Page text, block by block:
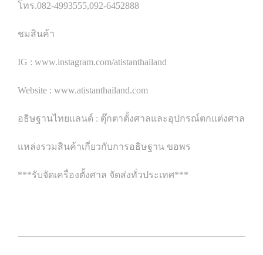
โทร.082-4993555,092-6452888
ชมสินค้า
IG : www.instagram.com/atistanthailand
Website : www.atistanthailand.com
อธิษฐานไทยแลนด์ : ตุ๊กตาตั้งศาลและอุปกรณ์ตกแต่งศาล
แหล่งรวมสินค้าเกี่ยวกับการอธิษฐาน ขอพร
***รับจัดเครื่องตั้งศาล จัดส่งทั่วประเทศ***